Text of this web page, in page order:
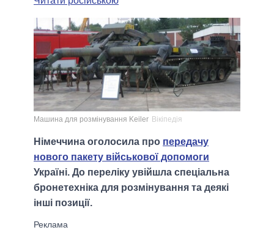
Машина для розмінування Keiler Вікіпедія
Німеччина оголосила про передачу
нового пакету військової допомоги
Україні. До переліку увійшла спеціальна
бронетехніка для розмінування та деякі
інші позиції.